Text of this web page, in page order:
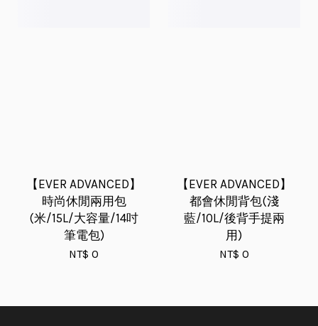
【EVER ADVANCED】
時尚休閒兩用包
(米/15L/大容量/14吋
筆電包)
NT$ 0
【EVER ADVANCED】
都會休閒背包(淺
藍/10L/後背手提兩
用)
NT$ 0